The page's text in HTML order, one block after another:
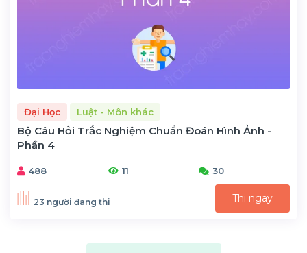
Đại Học Luật - Môn khác
Bộ Câu Hỏi Trắc Nghiệm Chuẩn Đoán Hình Ảnh -
Phần 4
488 11 30
23 người đang thi Thi ngay